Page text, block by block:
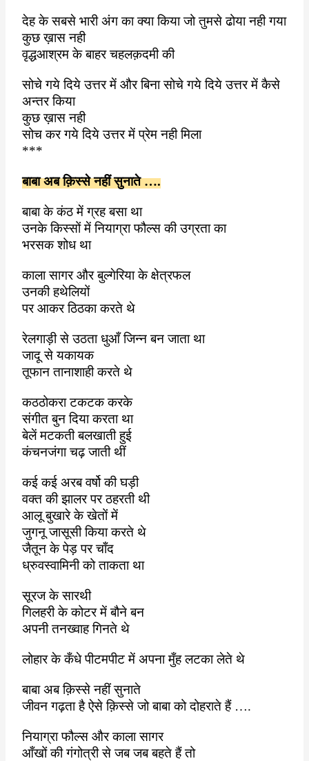
देह के सबसे भारी अंग का क्या किया जो तुमसे ढोया नही गया
कुछ ख़ास नही
वृद्धआश्रम के बाहर चहलक़दमी की
सोचे गये दिये उत्तर में और बिना सोचे गये दिये उत्तर में कैसे
अन्तर किया
कुछ ख़ास नही
सोच कर गये दिये उत्तर में प्रेम नही मिला
***
बाबा अब क़िस्से नहीं सुनाते ….
बाबा के कंठ में ग्रह बसा था
उनके किस्सों में नियाग्रा फौल्स की उग्रता का
भरसक शोध था
काला सागर और बुल्गेरिया के क्षेत्रफल
उनकी हथेलियों
पर आकर ठिठका करते थे
रेलगाड़ी से उठता धुआँ जिन्न बन जाता था
जादू से यकायक
तूफान तानाशाही करते थे
कठठोकरा टकटक करके
संगीत बुन दिया करता था
बेलें मटकती बलखाती हुई
कंचनजंगा चढ़ जाती थीं
कई कई अरब वर्षो की घड़ी
वक्त की झालर पर ठहरती थी
आलू बुखारे के खेतों में
जुगनू जासूसी किया करते थे
जैतून के पेड़ पर चाँद
ध्रुवस्वामिनी को ताकता था
सूरज के सारथी
गिलहरी के कोटर में बौने बन
अपनी तनख्वाह गिनते थे
लोहार के कँधे पीटमपीट में अपना मुँह लटका लेते थे
बाबा अब क़िस्से नहीं सुनाते
जीवन गढ़ता है ऐसे क़िस्से जो बाबा को दोहराते हैं ….
नियाग्रा फौल्स और काला सागर
आँखों की गंगोत्री से जब जब बहते हैं तो